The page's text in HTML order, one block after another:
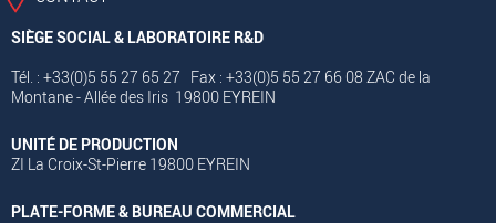
SIÈGE SOCIAL & LABORATOIRE R&D
Tél. : +33(0)5 55 27 65 27 Fax : +33(0)5 55 27 66 08 ZAC de la
Montane - Allée des Iris 19800 EYREIN
UNITÉ DE PRODUCTION
ZI La Croix-St-Pierre 19800 EYREIN
PLATE-FORME & BUREAU COMMERCIAL